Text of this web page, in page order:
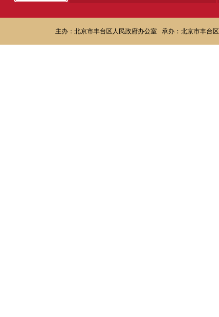
主办：北京市丰台区人民政府办公室 承办：北京市丰台